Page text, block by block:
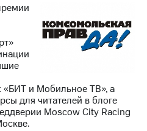
«БИТ и Мобильное ТВ», а
для читателей в блоге
Moscow City Racing